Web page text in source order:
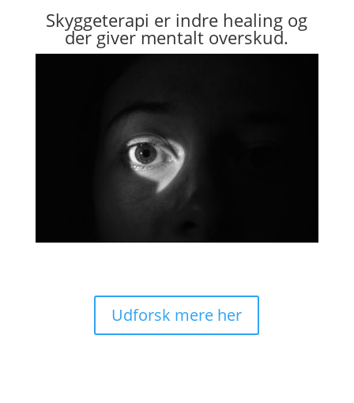
Skyggeterapi er indre healing og
der giver mentalt overskud.
Udforsk mere her